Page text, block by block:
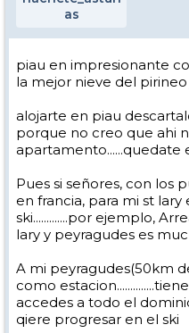
as
piau en impresionante
la mejor nieve del
alojarte en piau
porque no creo que ahi
apartamento......quedate
Pues si señores, con los
en francia, para mi st lary
ski.............por ejemplo,
lary y peyragudes es
A mi peyragudes(50km
como
accedes a todo el
qiere progresar en el ski